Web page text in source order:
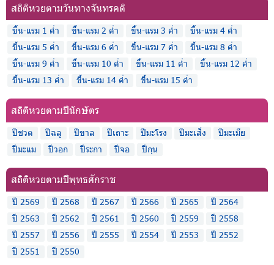
สถิติหวยตามวันทางจันทรคติ
ขึ้น-แรม 1 ค่ำ ขึ้น-แรม 2 ค่ำ ขึ้น-แรม 3 ค่ำ
ขึ้น-แรม 4 ค่ำ
ขึ้น-แรม 5 ค่ำ
ขึ้น-แรม 6 ค่ำ ขึ้น-แรม 7 ค่ำ
ขึ้น-แรม 8 ค่ำ
ขึ้น-แรม 9 ค่ำ
ขึ้น-แรม 10 ค่ำ ขึ้น-แรม 11 ค่ำ
ขึ้น-แรม 12 ค่ำ
ขึ้น-แรม 13 ค่ำ
ขึ้น-แรม 14 ค่ำ ขึ้น-แรม 15 ค่ำ
สถิติหวยตามปีนักษัตร
ปีชวด ปีฉลู ปีขาล ปีเถาะ ปีมะโรง ปีมะเส็ง
ปีมะเมีย
ปีมะแม
ปีวอก ปีระกา ปีจอ ปีกุน
สถิติหวยตามปีพุทธศักราช
ปี 2569 ปี 2568 ปี 2567 ปี 2566 ปี 2565
ปี 2564
ปี 2563
ปี 2562 ปี 2561 ปี 2560 ปี 2559
ปี 2558
ปี 2557
ปี 2556 ปี 2555 ปี 2554 ปี 2553
ปี 2552
ปี 2551
ปี 2550